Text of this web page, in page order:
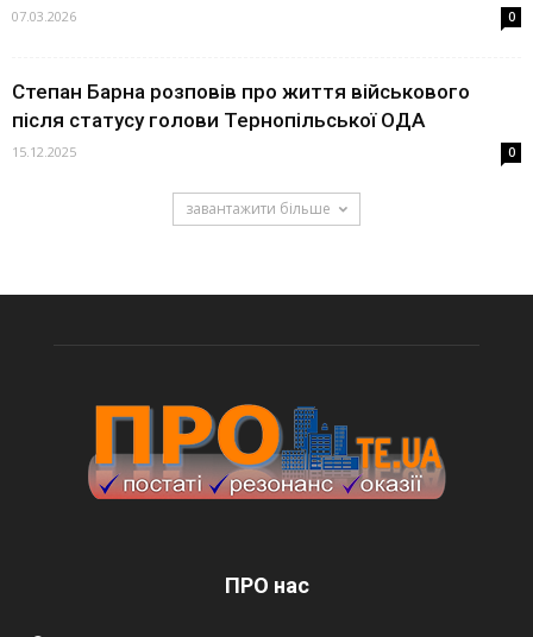
07.03.2026 0
Степан Барна розповів про життя військового
після статусу голови Тернопільської ОДА
15.12.2025 0
завантажити більше
ПРО нас